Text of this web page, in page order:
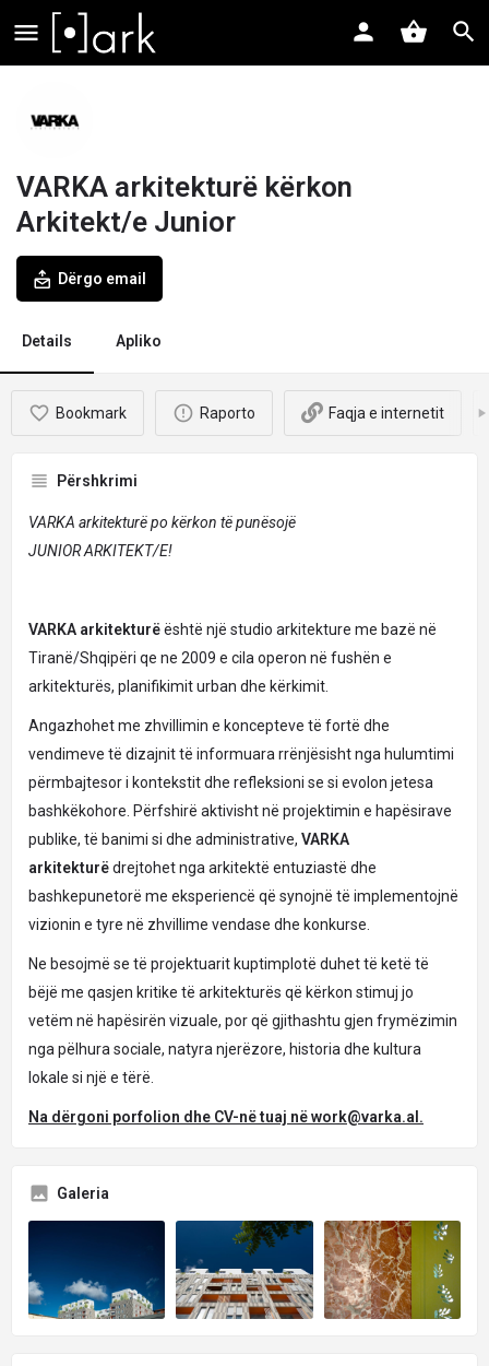
VARKA arkitekturë kërkon
Arkitekt/e Junior
Dërgo email
Details Apliko
Bookmark Raporto Faqja e internetit
Përshkrimi
VARKA arkitekturë po kërkon të punësojë
JUNIOR ARKITEKT/E!
VARKA arkitekturëështë një studio arkitekture me bazë në
Tiranë/Shqipëri qe ne 2009 e cila operon në fushën e
arkitekturës, planifikimit urban dhe kërkimit.
Angazhohet me zhvillimin e koncepteve të fortë dhe
vendimeve të dizajnit të informuara rrënjësisht nga hulumtimi
përmbajtesor i kontekstit dhe refleksioni se si evolon jetesa
bashkëkohore. Përfshirë aktivisht në projektimin e hapësirave
publike, të banimi si dhe administrative, VARKA
arkitekturëdrejtohet nga arkitektë entuziastë dhe
bashkepunetorë me eksperiencë që synojnë të implementojnë
vizionin e tyre në zhvillime vendase dhe konkurse.
Ne besojmë se të projektuarit kuptimplotë duhet të ketë të
bëjë me qasjen kritike të arkitekturës që kërkon stimuj jo
vetëm në hapësirën vizuale, por që gjithashtu gjen frymëzimin
nga pëlhura sociale, natyra njerëzore, historia dhe kultura
lokale si një e tërë.
Na dërgoni porfolion dhe CV-në tuaj nëwork@varka.al .
Galeria